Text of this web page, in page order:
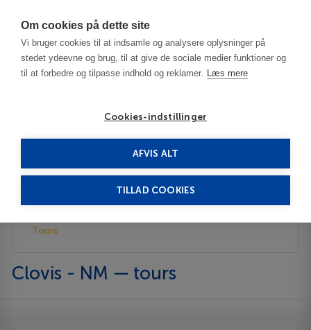
Om cookies på dette site
Vi bruger cookies til at indsamle og analysere oplysninger på
stedet ydeevne og brug, til at give de sociale medier funktioner og
til at forbedre og tilpasse indhold og reklamer. Læs mere
Cookies-indstillinger
AFVIS ALT
TILLAD COOKIES
Clovis - NM
Description
Tours
Clovis - NM — tours